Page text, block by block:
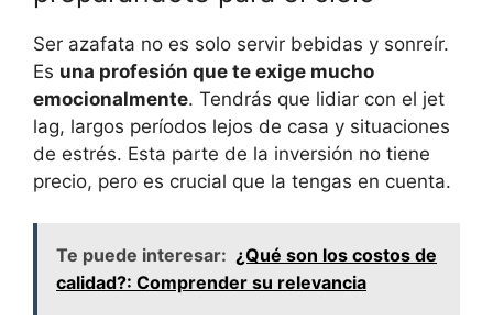
Ser azafata no es solo servir bebidas y sonreír.
Es una profesión que te exige mucho
emocionalmente. Tendrás que lidiar con el jet
lag, largos períodos lejos de casa y situaciones
de estrés. Esta parte de la inversión no tiene
precio, pero es crucial que la tengas en cuenta.
Te puede interesar: ¿Qué son los costos de
calidad?: Comprender su relevancia